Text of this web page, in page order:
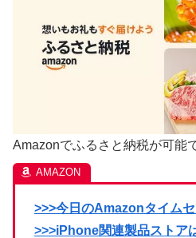
Amazonでふるさと納税が可能
>>>今日のAmazonタイム
>>>iPhone関連製品ストア